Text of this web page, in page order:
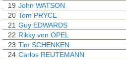
19 John WATSON
20 Tom PRYCE
21 Guy EDWARDS
22 Rikky von OPEL
23 Tim SCHENKEN
24 Carlos REUTEMANN